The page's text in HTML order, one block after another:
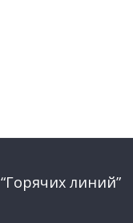
линий”